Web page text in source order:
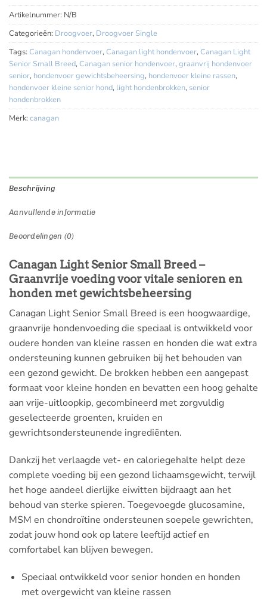
Artikelnummer: N/B
Categorieën: Droogvoer, Droogvoer Single
Tags: Canagan hondenvoer, Canagan light hondenvoer, Canagan Light
Senior Small Breed, Canagan senior hondenvoer, graanvrij hondenvoer
senior, hondenvoer gewichtsbeheersing, hondenvoer kleine rassen,
hondenvoer kleine senior hond, light hondenbrokken, senior
hondenbrokken
Merk: canagan
Beschrijving
Aanvullende informatie
Beoordelingen (0)
Canagan Light Senior Small Breed –
Graanvrije voeding voor vitale senioren en
honden met gewichtsbeheersing
Canagan Light Senior Small Breed is een hoogwaardige,
graanvrije hondenvoeding die speciaal is ontwikkeld voor
oudere honden van kleine rassen en honden die wat extra
ondersteuning kunnen gebruiken bij het behouden van
een gezond gewicht. De brokken hebben een aangepast
formaat voor kleine honden en bevatten een hoog gehalte
aan vrije-uitloopkip, gecombineerd met zorgvuldig
geselecteerde groenten, kruiden en
gewrichtsondersteunende ingrediënten.
Dankzij het verlaagde vet- en caloriegehalte helpt deze
complete voeding bij een gezond lichaamsgewicht, terwijl
het hoge aandeel dierlijke eiwitten bijdraagt aan het
behoud van sterke spieren. Toegevoegde glucosamine,
MSM en chondroïtine ondersteunen soepele gewrichten,
zodat jouw hond ook op latere leeftijd actief en
comfortabel kan blijven bewegen.
Speciaal ontwikkeld voor senior honden en honden
met overgewicht van kleine rassen